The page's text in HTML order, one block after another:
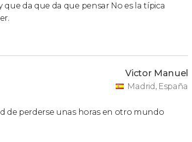
da que da que pensar No es la típica
Victor Manuel
Madrid, España
de perderse unas horas en otro mundo